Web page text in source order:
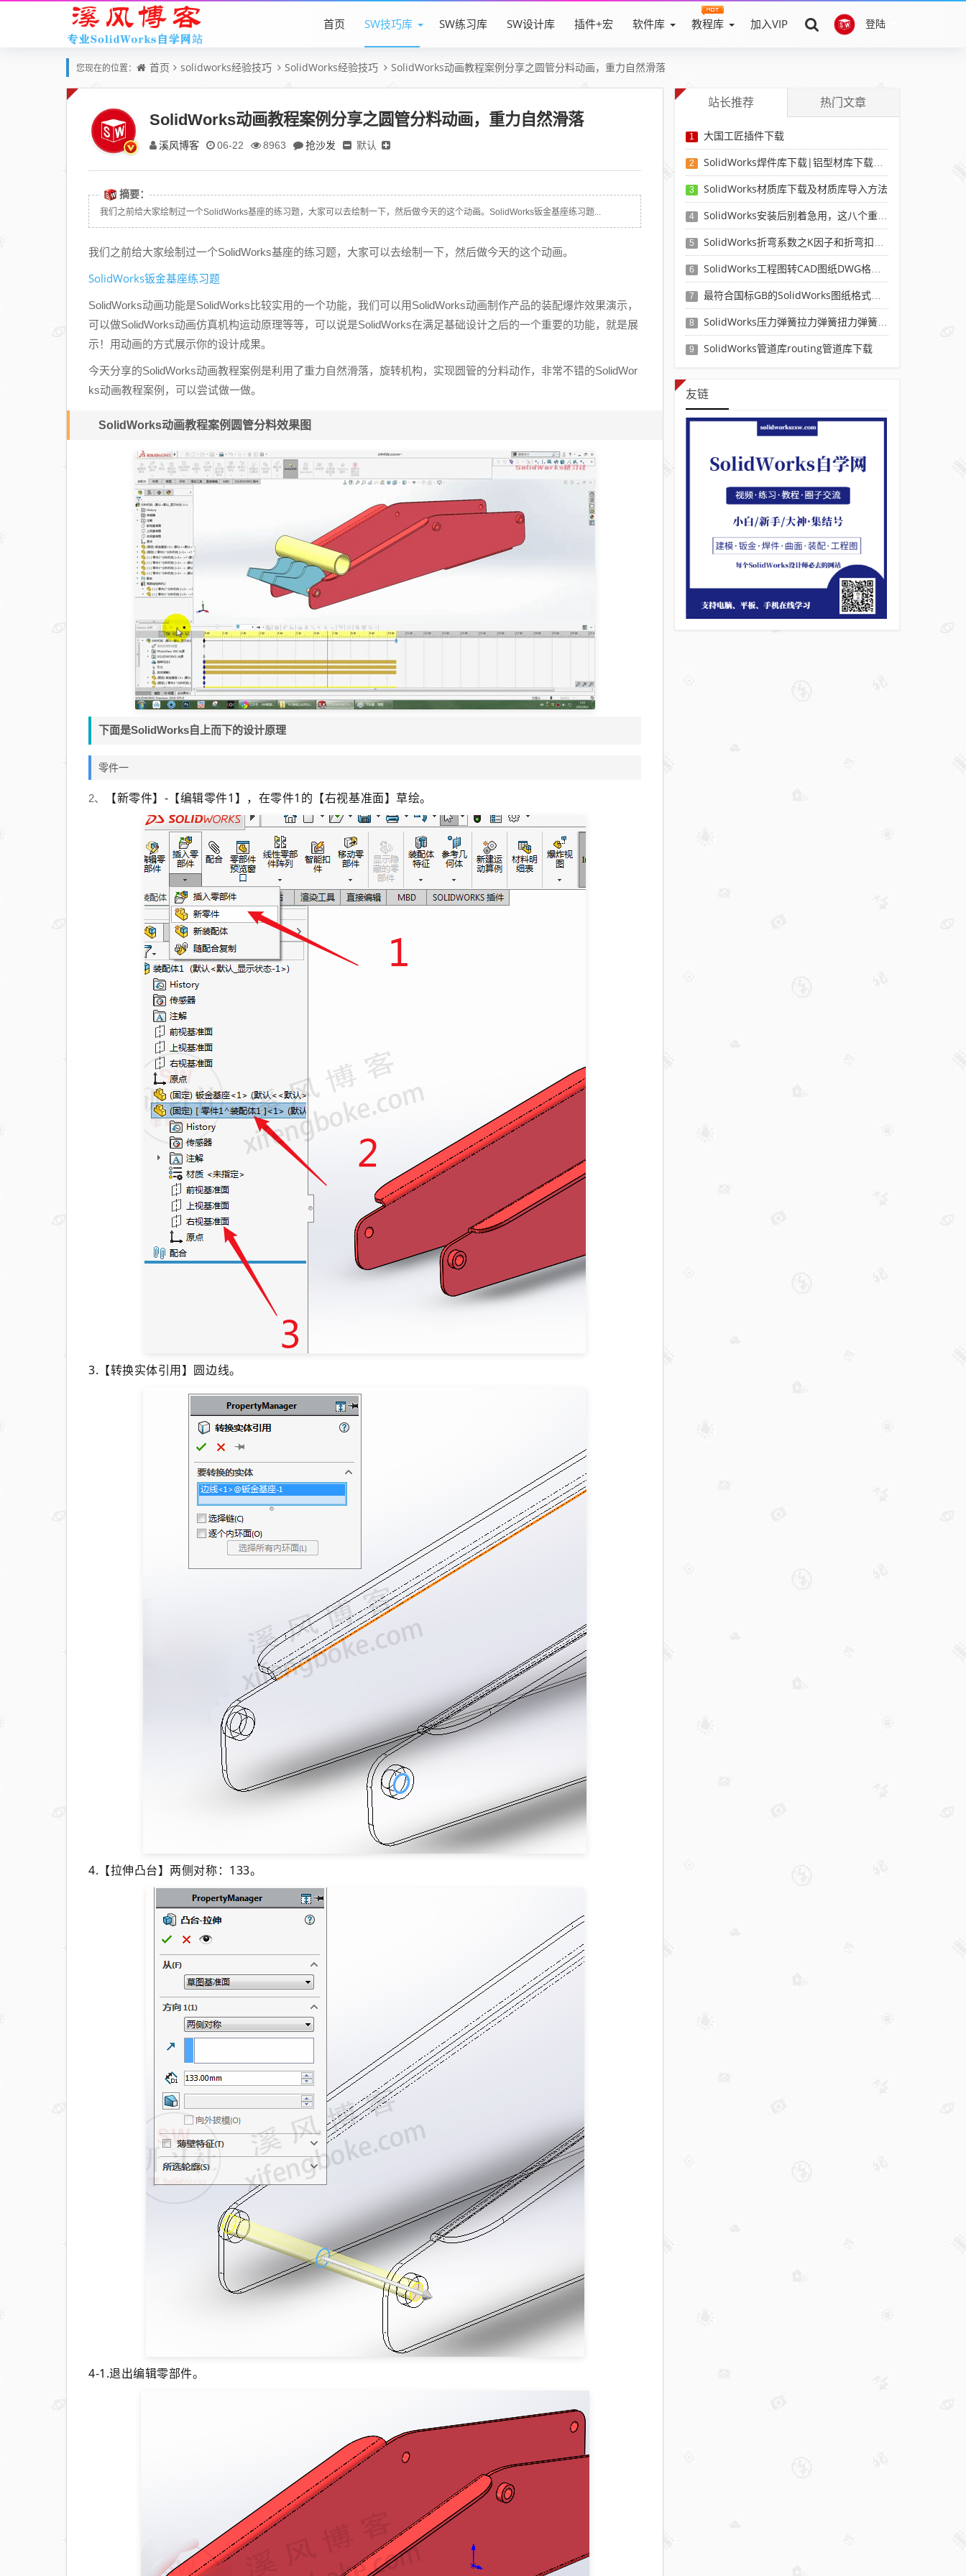
登陆
首页 SW技巧库 SW练习库 SW设计库 插件+宏 软件库 教程库 加入VIP
您现在的位置： 首页 solidworks经验技巧 SolidWorks经验技巧 SolidWorks动画教程案例分享之圆管分料动画，重力自然滑落
SolidWorks动画教程案例分享之圆管分料动画，重力自然滑落
溪风博客 06-22 8963 抢沙发 默认
摘要：
我们之前给大家绘制过一个SolidWorks基座的练习题，大家可以去绘制一下，然后做今天的这个动画。SolidWorks钣金基座练习题...
我们之前给大家绘制过一个SolidWorks基座的练习题，大家可以去绘制一下，然后做今天的这个动画。
SolidWorks钣金基座练习题
SolidWorks动画功能是SolidWorks比较实用的一个功能，我们可以用SolidWorks动画制作产品的装配爆炸效果演示，
可以做SolidWorks动画仿真机构运动原理等等，可以说是SolidWorks在满足基础设计之后的一个重要的功能，就是展
示！用动画的方式展示你的设计成果。
今天分享的SolidWorks动画教程案例是利用了重力自然滑落，旋转机构，实现圆管的分料动作，非常不错的SolidWor
ks动画教程案例，可以尝试做一做。
SolidWorks动画教程案例圆管分料效果图
下面是SolidWorks自上而下的设计原理
零件一
2、 【新零件】-【编辑零件1】，在零件1的【右视基准面】草绘。
3.【转换实体引用】圆边线。
4.【拉伸凸台】两侧对称：133。
4-1.退出编辑零部件。
站长推荐 热门文章
1 大国工匠插件下载
2 SolidWorks焊件库下载|铝型材库下载|附sw焊件库添加配置使用教程
3 SolidWorks材质库下载及材质库导入方法
4 SolidWorks安装后别着急用，这八个重要SolidWorks设置可以提高你的画图效率
5 SolidWorks折弯系数之K因子和折弯扣除表-溪风推荐
6 SolidWorks工程图转CAD图纸DWG格式映射文件无乱码可分层-溪风亲测推荐
7 最符合国标GB的SolidWorks图纸格式和图纸模板下载-溪风专用版
8 SolidWorks压力弹簧拉力弹簧扭力弹簧涡卷弹簧自动生成宏程序下载
9 SolidWorks管道库routing管道库下载
友链